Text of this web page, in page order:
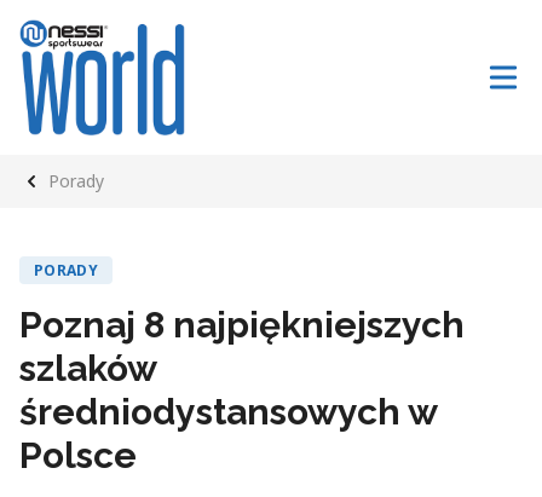
Porady
PORADY
Poznaj 8 najpiękniejszych
szlaków
średniodystansowych w
Polsce